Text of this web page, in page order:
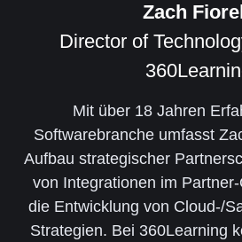
Zach
Director of
Mit über 18 Jahren
Softwarebranche umfasst
Aufbau strategischer
von Integrationen im
die Entwicklung von Cloud-/
Strategien. Bei 360Learning